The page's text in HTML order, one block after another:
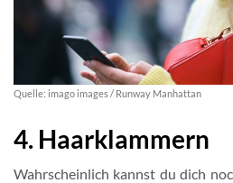
Quelle: imago images / Runway Manhattan
4. Haarklammern
Wahrscheinlich kannst du dich